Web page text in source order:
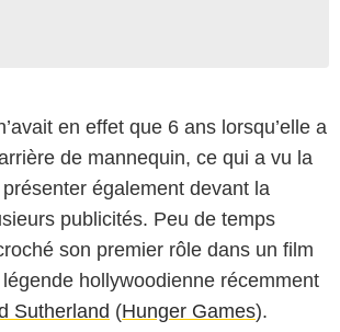
en effet que 6 ans lorsqu’elle a
de mannequin, ce qui a vu la
également devant la
publicités. Peu de temps
son premier rôle dans un film
légende hollywoodienne récemment
Sutherland (Hunger Games).